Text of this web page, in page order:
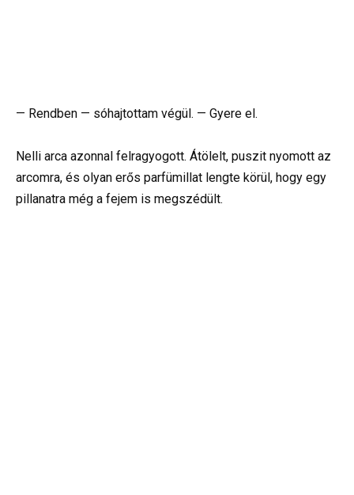
— Rendben — sóhajtottam végül. — Gyere el.
Nelli arca azonnal felragyogott. Átölelt, puszit nyomott az
arcomra, és olyan erős parfümillat lengte körül, hogy egy
pillanatra még a fejem is megszédült.